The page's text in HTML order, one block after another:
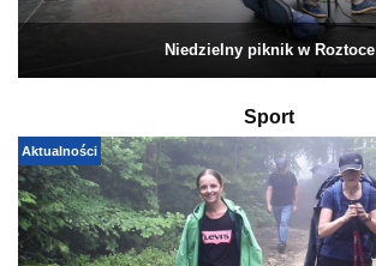
Niedzielny piknik w Roztoce
Sport
Aktualności